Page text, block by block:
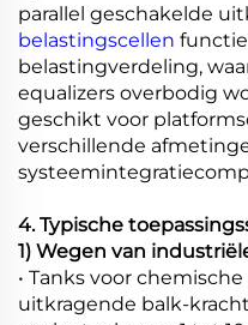
parallel geschakelde
belastingscellen
belastingverdeling,
equalizers overbodig
geschikt voor
verschillende
4. Typische
1) Wegen van
• Tanks voor
uitkragende balk-